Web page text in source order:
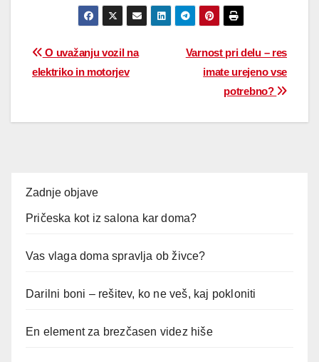
Varnost pri delu – res
imate urejeno vse
potrebno?
O uvažanju vozil na
elektriko in motorjev
Zadnje objave
Pričeska kot iz salona kar doma?
Vas vlaga doma spravlja ob živce?
Darilni boni – rešitev, ko ne veš, kaj pokloniti
En element za brezčasen videz hiše